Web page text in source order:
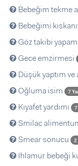
Bebeğim tekme
Bebeğimi
Göz takibi
Gece emzirmesi
Düşük yaptım
Oğluma isim 7
Kıyafet yardımı 7
Smilac
Smear sonucu 2
Ihlamur bebeği